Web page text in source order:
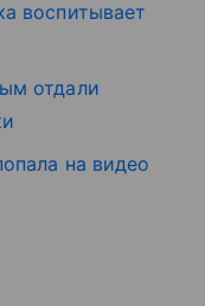
воспитывает
отдали
на видео